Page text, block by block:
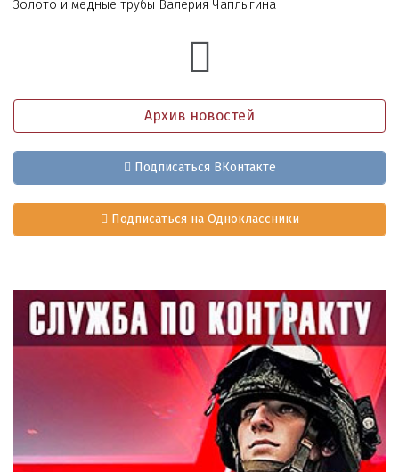
Золото и медные трубы Валерия Чаплыгина
Архив новостей
Подписаться ВКонтакте
Подписаться на Одноклассники